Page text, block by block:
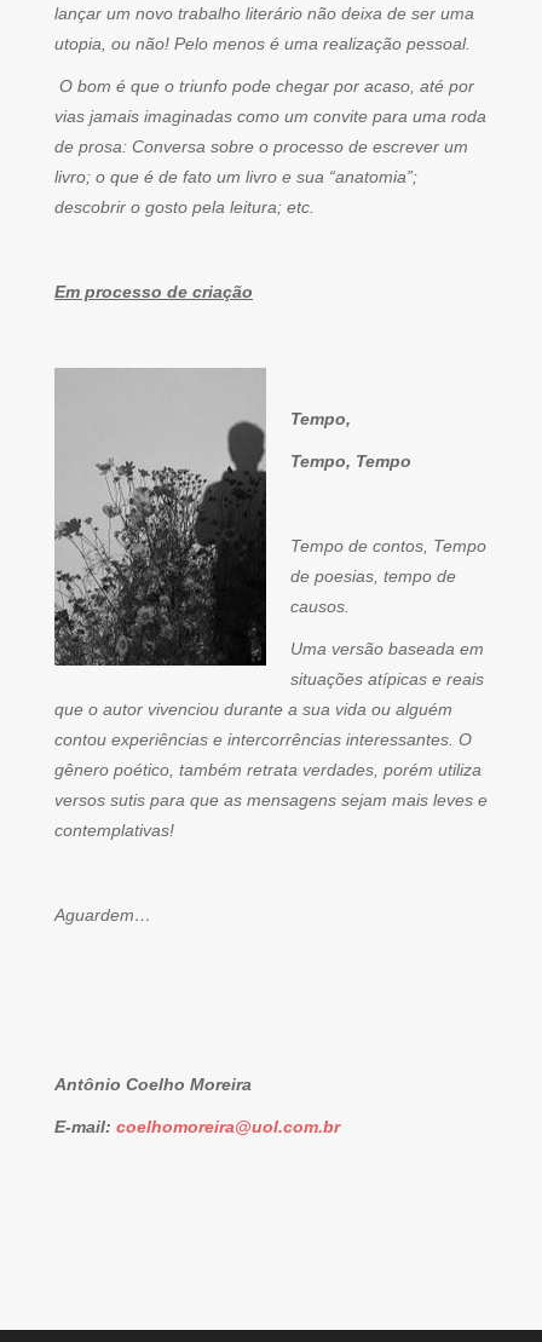
lançar um novo trabalho literário não deixa de ser uma
utopia, ou não! Pelo menos é uma realização pessoal.
O bom é que o triunfo pode chegar por acaso, até por
vias jamais imaginadas como um convite para uma roda
de prosa: Conversa sobre o processo de escrever um
livro; o que é de fato um livro e sua “anatomia”;
descobrir o gosto pela leitura; etc.
Em processo de criação
Tempo,
Tempo, Tempo
Tempo de contos, Tempo
de poesias, tempo de
causos.
Uma versão baseada em
situações atípicas e reais
que o autor vivenciou durante a sua vida ou alguém
contou experiências e intercorrências interessantes. O
gênero poético, também retrata verdades, porém utiliza
versos sutis para que as mensagens sejam mais leves e
contemplativas!
Aguardem…
Antônio Coelho Moreira
E-mail: coelhomoreira@uol.com.br